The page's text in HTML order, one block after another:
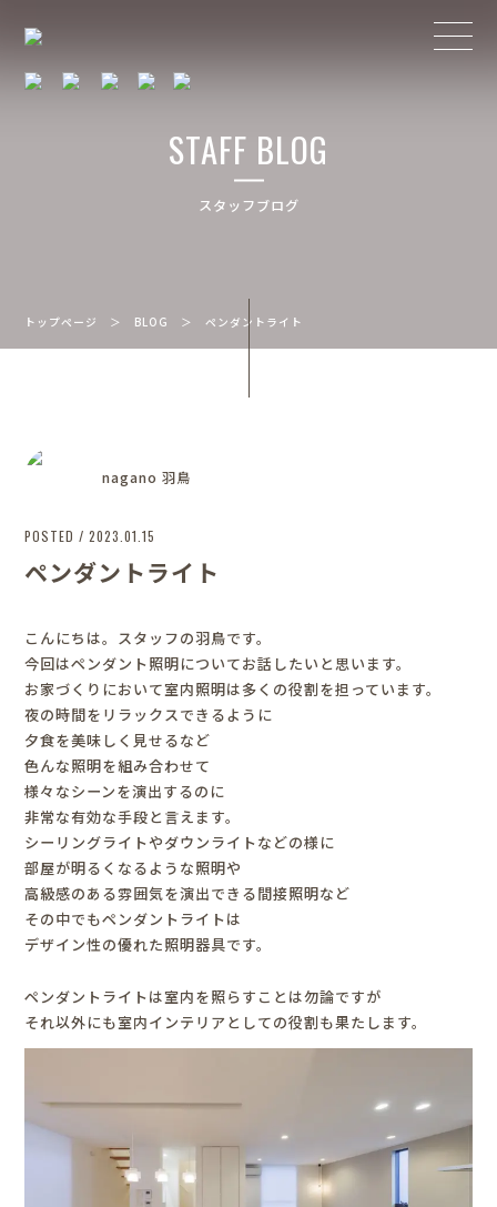
STAFF BLOG
スタッフブログ
トップページ ＞ BLOG ＞ペンダントライト
nagano 羽鳥
POSTED / 2023.01.15
ペンダントライト
こんにちは。スタッフの羽鳥です。
今回はペンダント照明についてお話したいと思います。
お家づくりにおいて室内照明は多くの役割を担っています。
夜の時間をリラックスできるように
夕食を美味しく見せるなど
色んな照明を組み合わせて
様々なシーンを演出するのに
非常な有効な手段と言えます。
シーリングライトやダウンライトなどの様に
部屋が明るくなるような照明や
高級感のある雰囲気を演出できる間接照明など
その中でもペンダントライトは
デザイン性の優れた照明器具です。
ペンダントライトは室内を照らすことは勿論ですが
それ以外にも室内インテリアとしての役割も果たします。